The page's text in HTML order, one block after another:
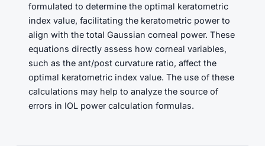
formulated to determine the optimal keratometric
index value, facilitating the keratometric power to
align with the total Gaussian corneal power. These
equations directly assess how corneal variables,
such as the ant/post curvature ratio, affect the
optimal keratometric index value. The use of these
calculations may help to analyze the source of
errors in IOL power calculation formulas.